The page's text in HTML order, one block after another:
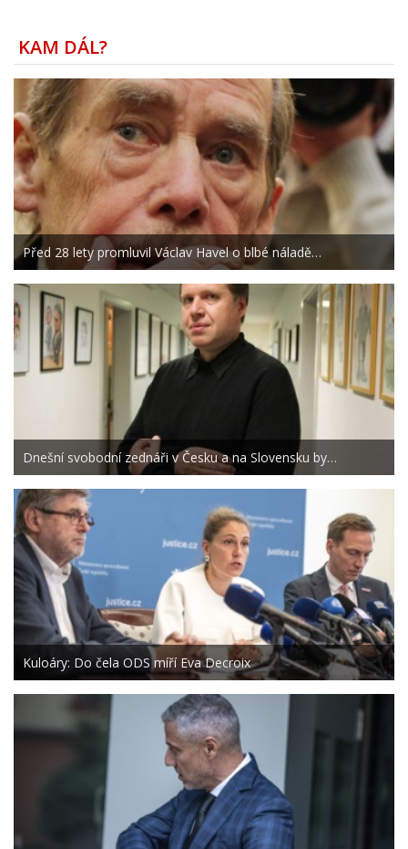
KAM DÁL?
Před 28 lety promluvil Václav Havel o blbé náladě…
Dnešní svobodní zednáři v Česku a na Slovensku by…
Kuloáry: Do čela ODS míří Eva Decroix